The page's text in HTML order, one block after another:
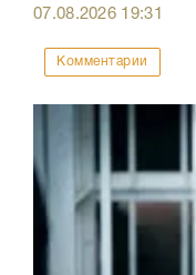
07.08.2026 19:31
Комментарии